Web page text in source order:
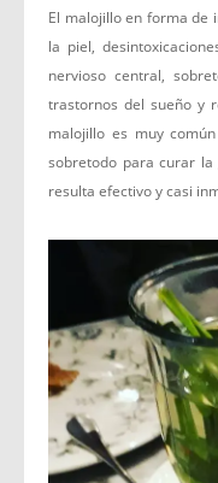
El malojillo en forma de
la piel,
nervioso central,
trastornos del sueño y
malojillo es muy
sobretodo para curar
resulta efectivo y casi